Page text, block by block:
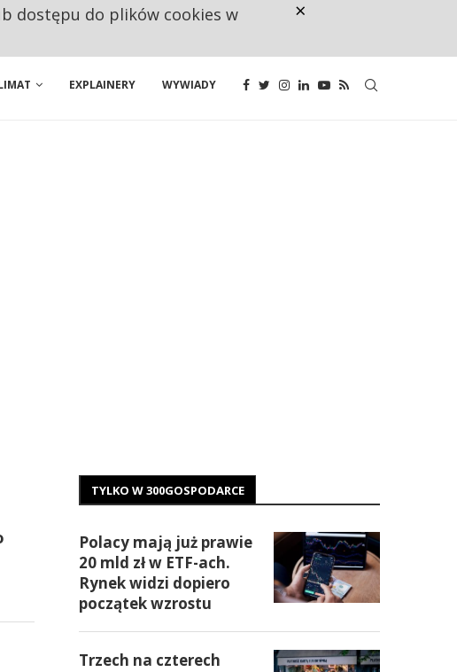
EXPLAINERY WYWIADY
TYLKO W 300GOSPODARCE
Polacy mają już prawie
20 mld zł w ETF-ach.
Rynek widzi dopiero
początek wzrostu
Trzech na czterech
dostępu do plików cookies w
×